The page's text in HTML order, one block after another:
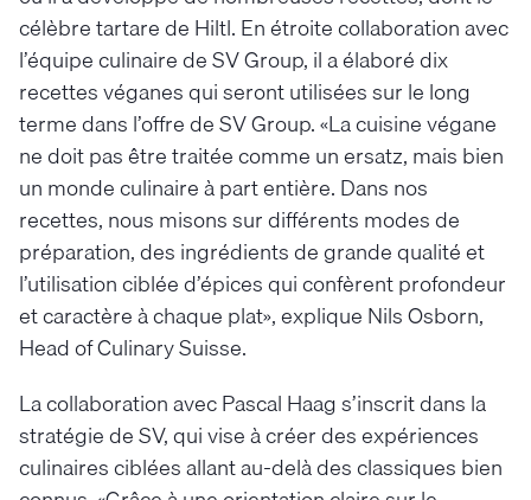
célèbre tartare de Hiltl. En étroite collaboration avec
l’équipe culinaire de SV Group, il a élaboré dix
recettes véganes qui seront utilisées sur le long
terme dans l’offre de SV Group. «La cuisine végane
ne doit pas être traitée comme un ersatz, mais bien
un monde culinaire à part entière. Dans nos
recettes, nous misons sur différents modes de
préparation, des ingrédients de grande qualité et
l’utilisation ciblée d’épices qui confèrent profondeur
et caractère à chaque plat», explique Nils Osborn,
Head of Culinary Suisse.
La collaboration avec Pascal Haag s’inscrit dans la
stratégie de SV, qui vise à créer des expériences
culinaires ciblées allant au-delà des classiques bien